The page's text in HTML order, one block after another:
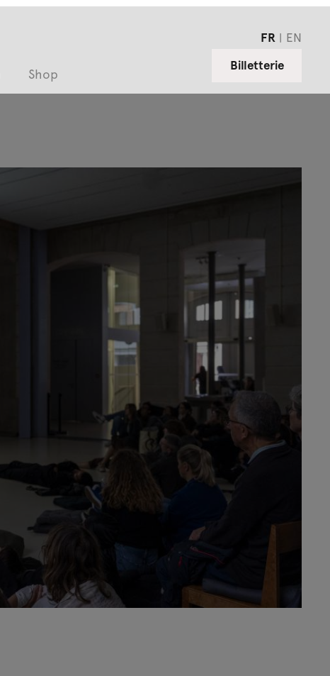
Shop
FR
EN
Billetterie